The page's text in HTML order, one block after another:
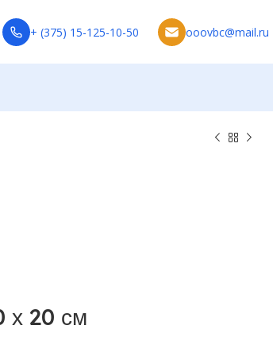
+ (375) 15-125-10-50 ooovbc@mail.ru
х 20 см